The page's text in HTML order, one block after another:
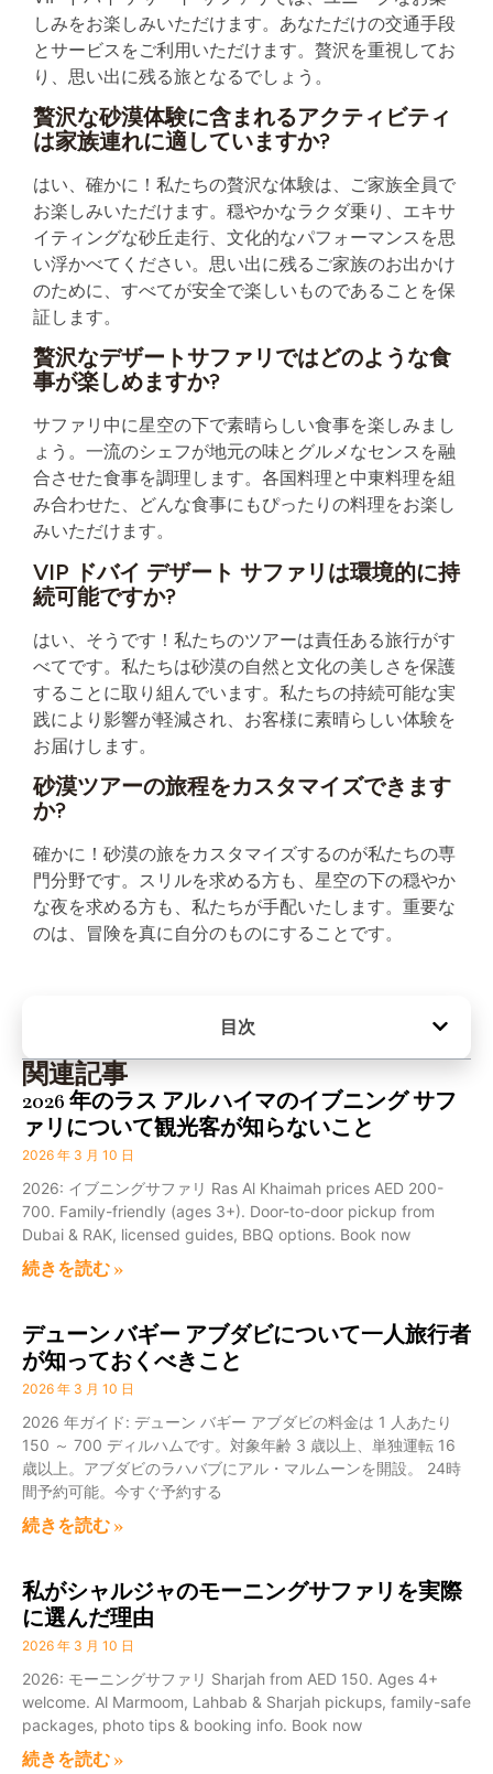
しみをお楽しみいただけます。あなただけの交通手段
とサービスをご利用いただけます。贅沢を重視してお
り、思い出に残る旅となるでしょう。
贅沢な砂漠体験に含まれるアクティビティ
は家族連れに適していますか?
はい、確かに！私たちの贅沢な体験は、ご家族全員で
お楽しみいただけます。穏やかなラクダ乗り、エキサ
イティングな砂丘走行、文化的なパフォーマンスを思
い浮かべてください。思い出に残るご家族のお出かけ
のために、すべてが安全で楽しいものであることを保
証します。
贅沢なデザートサファリではどのような食
事が楽しめますか?
サファリ中に星空の下で素晴らしい食事を楽しみまし
ょう。一流のシェフが地元の味とグルメなセンスを融
合させた食事を調理します。各国料理と中東料理を組
み合わせた、どんな食事にもぴったりの料理をお楽し
みいただけます。
VIP ドバイ デザート サファリは環境的に持
続可能ですか?
はい、そうです！私たちのツアーは責任ある旅行がす
べてです。私たちは砂漠の自然と文化の美しさを保護
することに取り組んでいます。私たちの持続可能な実
践により影響が軽減され、お客様に素晴らしい体験を
お届けします。
砂漠ツアーの旅程をカスタマイズできます
か?
確かに！砂漠の旅をカスタマイズするのが私たちの専
門分野です。スリルを求める方も、星空の下の穏やか
な夜を求める方も、私たちが手配いたします。重要な
のは、冒険を真に自分のものにすることです。
目次
関連記事
2026 年のラス アル ハイマのイブニング サフ
ァリについて観光客が知らないこと
2026 年 3 月 10 日
2026: イブニングサファリ Ras Al Khaimah prices AED 200-
700. Family-friendly (ages 3+). Door-to-door pickup from
Dubai & RAK, licensed guides, BBQ options. Book now
続きを読む »
デューン バギー アブダビについて一人旅行者
が知っておくべきこと
2026 年 3 月 10 日
2026 年ガイド: デューン バギー アブダビの料金は 1 人あたり
150 ～ 700 ディルハムです。対象年齢 3 歳以上、単独運転 16
歳以上。アブダビのラハバブにアル・マルムーンを開設。 24時
間予約可能。今すぐ予約する
続きを読む »
私がシャルジャのモーニングサファリを実際
に選んだ理由
2026 年 3 月 10 日
2026: モーニングサファリ Sharjah from AED 150. Ages 4+
welcome. Al Marmoom, Lahbab & Sharjah pickups, family-safe
packages, photo tips & booking info. Book now
続きを読む »